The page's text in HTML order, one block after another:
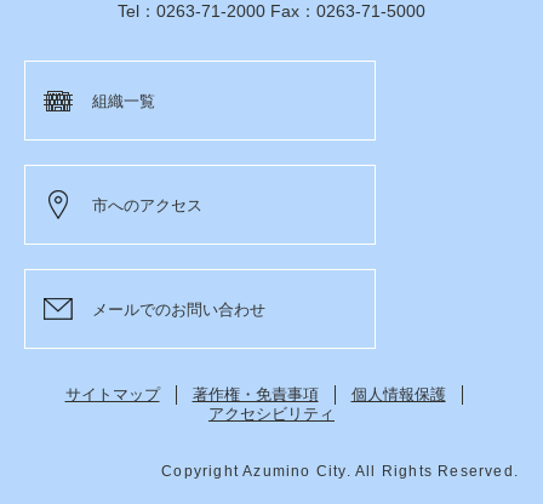
Tel：0263-71-2000 Fax：0263-71-5000
組織一覧
市へのアクセス
メールでのお問い合わせ
サイトマップ 著作権・免責事項
個人情報保護
アクセシビリティ
Copyright Azumino City. All Rights Reserved.